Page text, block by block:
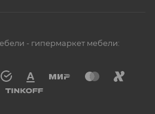
- гипермаркет мебели: